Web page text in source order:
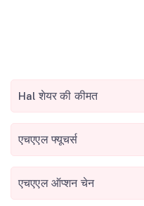
Hal शेयर की कीमत
एचएएल फ्यूचर्स
एचएएल ऑप्शन चेन